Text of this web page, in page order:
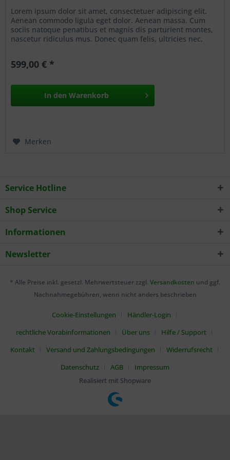
Lorem ipsum dolor sit amet, consectetuer adipiscing elit.
Aenean commodo ligula eget dolor. Aenean massa. Cum
sociis natoque penatibus et magnis dis parturient montes,
nascetur ridiculus mus. Donec quam felis, ultricies nec,
vulputate eget, arcu. In enim justo,...
599,00 € *
In den Warenkorb
Merken
Service Hotline
Shop Service
Informationen
Newsletter
* Alle Preise inkl. gesetzl. Mehrwertsteuer zzgl. Versandkosten und ggf.
Nachnahmegebühren, wenn nicht anders beschrieben
Cookie-Einstellungen
Händler-Login
rechtliche Vorabinformationen
Über uns
Hilfe / Support
Kontakt
Versand und Zahlungsbedingungen
Widerrufsrecht
Datenschutz
AGB
Impressum
Realisiert mit Shopware